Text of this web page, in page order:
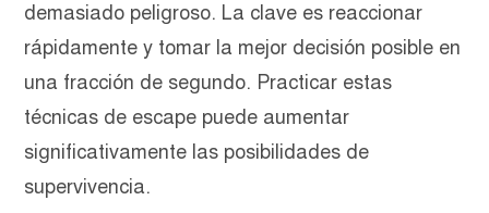
demasiado peligroso. La clave es reaccionar
rápidamente y tomar la mejor decisión posible en
una fracción de segundo. Practicar estas
técnicas de escape puede aumentar
significativamente las posibilidades de
supervivencia.